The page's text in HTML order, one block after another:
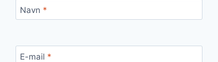
Navn *
E-mail *